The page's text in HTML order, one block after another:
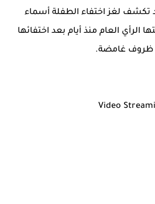
تكشف لغز اختفاء الطفلة أسماء
الرأي العام منذ أيام بعد اختفائها
ظروف غامضة.
Video